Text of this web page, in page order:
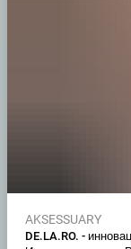
AKSESSUARY
DE.LA.RO. -